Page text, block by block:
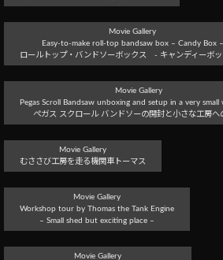
Movie Gallery
Easy-to-make roll-top bandsaw box – Candy Box –
ロールトップ・バンドソーボックス - キャンディーボッ
Movie Gallery
Pegas Scroll Bandsaw unboxing and setup in a very
ぺガス スクロール バンドソーの開封と小さな工房へ
Movie Gallery
むささび工房を走る機関車トーマス
Movie Gallery
Workshop tour by Thomas the Tank Engine
– Small shed but exciting place –
Movie Gallery